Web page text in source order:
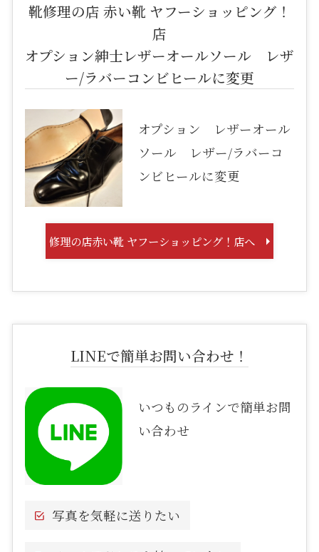
靴修理の店 赤い靴 ヤフーショッピング！
店
オプション紳士レザーオールソール レザ
ー/ラバーコンビヒールに変更
オプション レザーオール
ソール レザー/ラバーコ
ンビヒールに変更
修理の店赤い靴 ヤフーショッピング！店へ
LINEで簡単お問い合わせ！
いつものラインで簡単お問
い合わせ
写真を気軽に送りたい